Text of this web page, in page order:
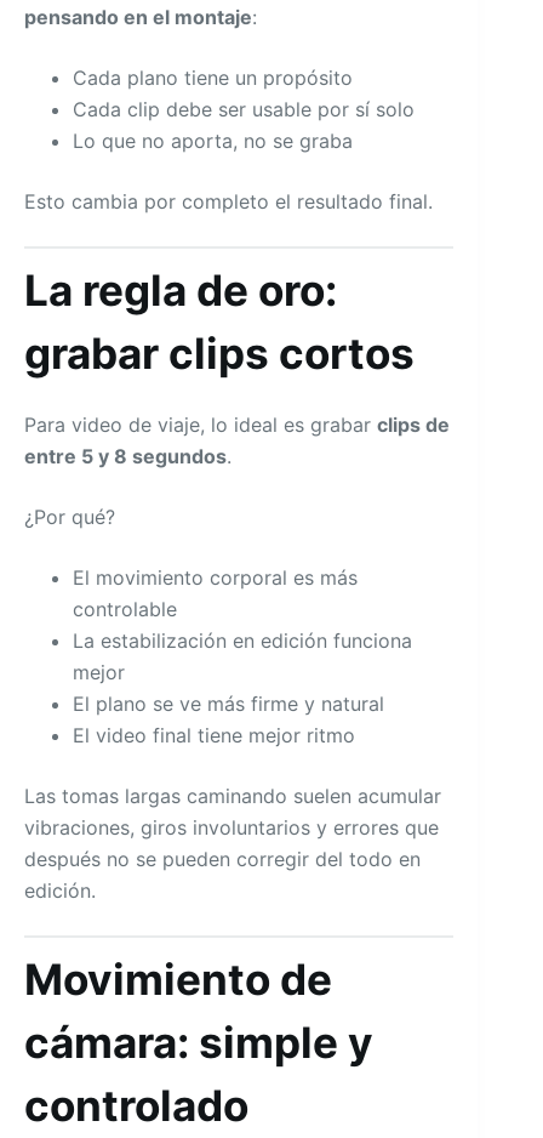
pensando en el montaje:
Cada plano tiene un propósito
Cada clip debe ser usable por sí solo
Lo que no aporta, no se graba
Esto cambia por completo el resultado final.
La regla de oro:
grabar clips cortos
Para video de viaje, lo ideal es grabar clips de
entre 5 y 8 segundos.
¿Por qué?
El movimiento corporal es más
controlable
La estabilización en edición funciona
mejor
El plano se ve más firme y natural
El video final tiene mejor ritmo
Las tomas largas caminando suelen acumular
vibraciones, giros involuntarios y errores que
después no se pueden corregir del todo en
edición.
Movimiento de
cámara: simple y
controlado